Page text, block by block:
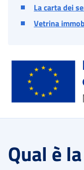
La carta dei
Vetrina
Qual è